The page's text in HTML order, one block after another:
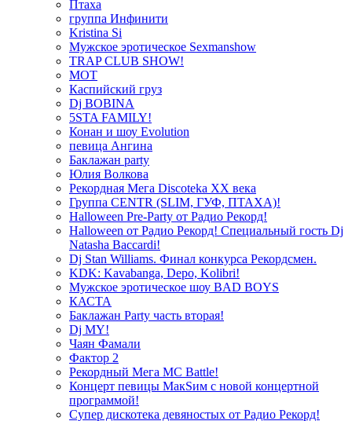
Птаха
группа Инфинити
Kristina Si
Мужское эротическое Sexmanshow
TRAP CLUB SHOW!
МОТ
Каспийский груз
Dj BOBINA
5STA FAMILY!
Конан и шоу Evolution
певица Ангина
Баклажан party
Юлия Волкова
Рекордная Мега Discoteka XX века
Группа CENTR (SLIM, ГУФ, ПТАХА)!
Halloween Pre-Party от Радио Рекорд!
Halloween от Радио Рекорд! Специальный гость Dj
Natasha Baccardi!
Dj Stan Williams. Финал конкурса Рекордсмен.
KDK: Kavabanga, Depo, Kolibri!
Мужское эротическое шоу BAD BOYS
КАСТА
Баклажан Party часть вторая!
Dj MY!
Чаян Фамали
Фактор 2
Рекордный Мега МС Battle!
Концерт певицы МакSим с новой концертной
программой!
Супер дискотека девяностых от Радио Рекорд!